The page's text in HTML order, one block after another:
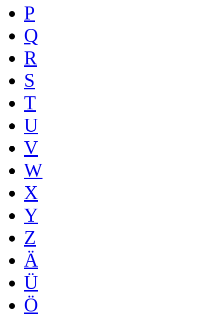
P
Q
R
S
T
U
V
W
X
Y
Z
Ä
Ü
Ö